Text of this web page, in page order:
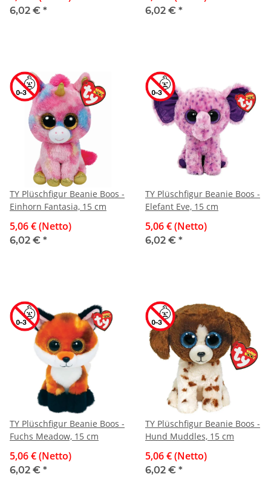
6,02 € * 6,02 € *
TY Plüschfigur Beanie Boos -
Einhorn Fantasia, 15 cm
5,06 € (Netto)
6,02 € *
TY Plüschfigur Beanie Boos -
Elefant Eve, 15 cm
5,06 € (Netto)
6,02 € *
TY Plüschfigur Beanie Boos -
Fuchs Meadow, 15 cm
5,06 € (Netto)
6,02 € *
TY Plüschfigur Beanie Boos -
Hund Muddles, 15 cm
5,06 € (Netto)
6,02 € *